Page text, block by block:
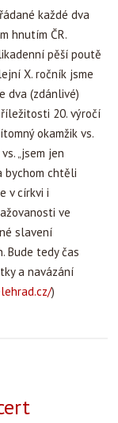
každé dva
hnutím ČR.
pěší poutě
X. ročník jsme
dva (zdánlivé)
20. výročí
okamžik vs.
„jsem jen
bychom chtěli
v církvi i
ve
slavení
Bude tedy čas
a navázání
)